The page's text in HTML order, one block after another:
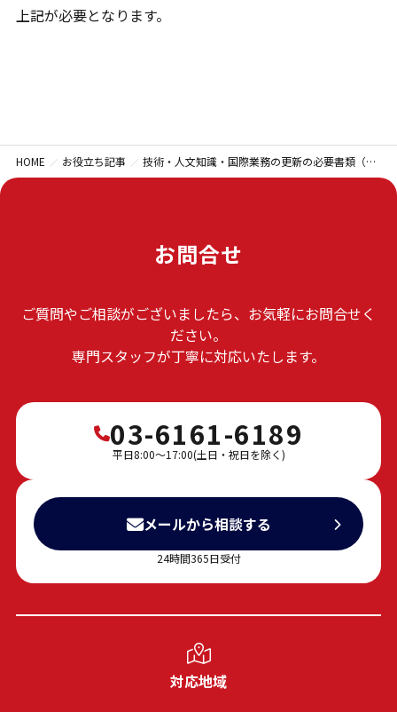
上記が必要となります。
HOME お役立ち記事 技術・人文知識・国際業務の更新の必要書類（カテゴリー3の場合）
お問合せ
ご質問やご相談がございましたら、お気軽にお問合せく
ださい。
専門スタッフが丁寧に対応いたします。
03-6161-6189
平日8:00～17:00(土日・祝日を除く)
メールから相談する
24時間365日受付
対応地域